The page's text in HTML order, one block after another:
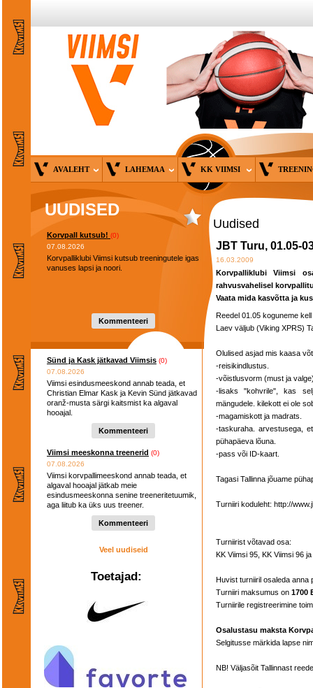
AVALEHT LAHEMAA KK VIIMSI
UUDISED
Korvpall kutsub! (0)
07.08.2026
Korvpalliklubi Viimsi kutsub treeningutele igas
vanuses lapsi ja noori.
Kommenteeri
Sünd ja Kask jätkavad Viimsis (0)
07.08.2026
Viimsi esindusmeeskond annab teada, et
Christian Elmar Kask ja Kevin Sünd jätkavad
oranž-musta särgi kaitsmist ka algaval
hooajal.
Kommenteeri
Viimsi meeskonna treenerid (0)
07.08.2026
Viimsi korvpallimeeskond annab teada, et
algaval hooajal jätkab meie
esindusmeeskonna senine treeneritetuumik,
aga liitub ka üks uus treener.
Kommenteeri
Veel uudiseid
Toetajad:
Uudised
JBT Turu, 01.05-
16.03.2009
Korvpalliklubi Viimsi
rahvusvahelisel
Vaata mida kasvõtta ja
Reedel 01.05 koguneme
Laev väljub (Viking XPRS)
Olulised asjad mis kaasa
-reisikindlustus.
-võistlusvorm (must ja
-lisaks "kohvrile", kas
mängudele. kilekott ei ole
-magamiskott ja madrats.
-taskuraha. arvestusega,
pühapäeva lõuna.
-pass või ID-kaart.
Tagasi Tallinna jõuame
Turniiri koduleht: http://
Turniirist võtavad osa:
KK Viimsi 95, KK Viimsi 96
Huvist turniiril osaleda anna
Turniiri maksumus on 1700
Turniirile registreerimine
Osalustasu maksta
Selgitusse märkida lapse
NB! Väljasõit Tallinnast